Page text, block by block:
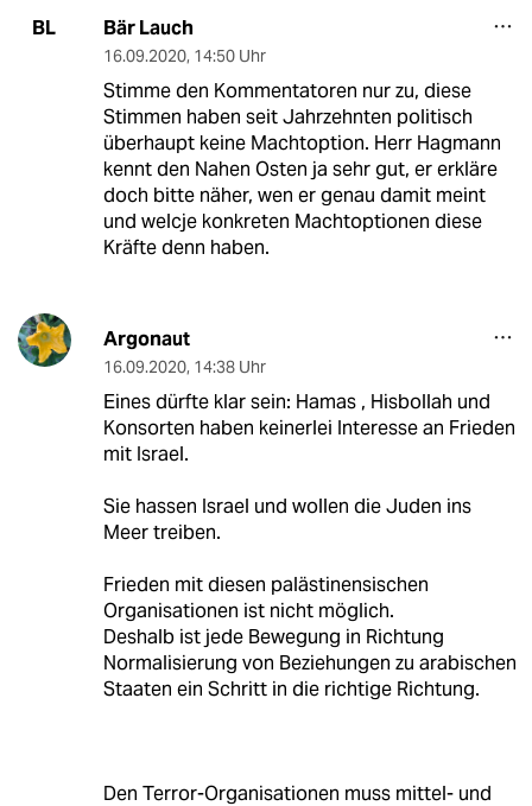
BL Bär Lauch
16.09.2020, 14:50 Uhr
Stimme den Kommentatoren nur zu, diese
Stimmen haben seit Jahrzehnten politisch
überhaupt keine Machtoption. Herr Hagmann
kennt den Nahen Osten ja sehr gut, er erkläre
doch bitte näher, wen er genau damit meint
und welcje konkreten Machtoptionen diese
Kräfte denn haben.
Argonaut
16.09.2020, 14:38 Uhr
Eines dürfte klar sein: Hamas , Hisbollah und
Konsorten haben keinerlei Interesse an Frieden
mit Israel.
Sie hassen Israel und wollen die Juden ins
Meer treiben.
Frieden mit diesen palästinensischen
Organisationen ist nicht möglich.
Deshalb ist jede Bewegung in Richtung
Normalisierung von Beziehungen zu arabischen
Staaten ein Schritt in die richtige Richtung.
Den Terror-Organisationen muss mittel- und